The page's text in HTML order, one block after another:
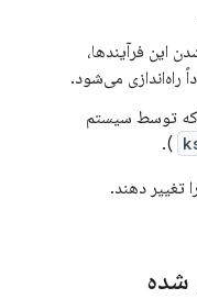
این فرآیندها،
راه‌اندازی می‌شود.
که توسط سیستم
).
شده